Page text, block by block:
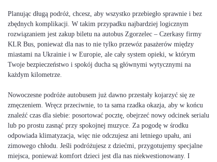
Planując długą podróż, chcesz, aby wszystko przebiegło sprawnie i bez
zbędnych komplikacji. W takim przypadku najbardziej logicznym
rozwiązaniem jest zakup biletu na autobus Zgorzelec – Czerkasy firmy
KLR Bus, ponieważ dla nas to nie tylko przewóz pasażerów między
miastami na Ukrainie i w Europie, ale cały system opieki, w którym
Twoje bezpieczeństwo i spokój ducha są głównymi wytycznymi na
każdym kilometrze.
Nowoczesne podróże autobusem już dawno przestały kojarzyć się ze
zmęczeniem. Wręcz przeciwnie, to ta sama rzadka okazja, aby w końcu
znaleźć czas dla siebie: posortować pocztę, obejrzeć nowy odcinek serialu
lub po prostu zasnąć przy spokojnej muzyce. Za pogodę w środku
odpowiada klimatyzacja, więc nie odczujesz ani letniego upału, ani
zimowego chłodu. Jeśli podróżujesz z dziećmi, przygotujemy specjalne
miejsca, ponieważ komfort dzieci jest dla nas niekwestionowany. I